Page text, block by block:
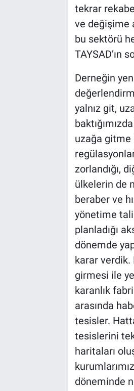
tekrar
ve değişime
bu sektörü
TAYSAD’ın
Derneğin
yalnız git,
uzağa gitme
zorlandığı,
ülkelerin de
beraber ve
yönetime
planladığı
dönemde
karar verdik.
girmesi ile
karanlık
arasında
tesisler.
tesislerini
haritaları
döneminde